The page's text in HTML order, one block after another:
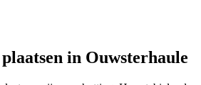
in Ouwsterhaule